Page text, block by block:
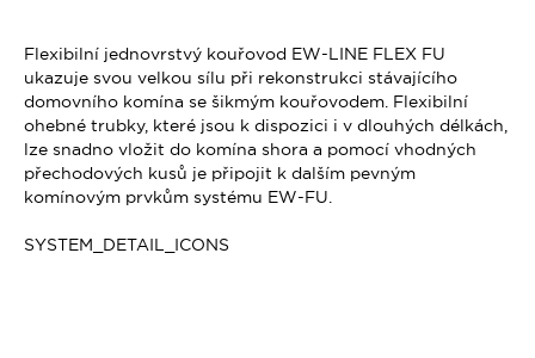
Flexibilní jednovrstvý kouřovod EW-LINE FLEX FU
ukazuje svou velkou sílu při rekonstrukci stávajícího
domovního komína se šikmým kouřovodem. Flexibilní
ohebné trubky, které jsou k dispozici i v dlouhých délkách,
lze snadno vložit do komína shora a pomocí vhodných
přechodových kusů je připojit k dalším pevným
komínovým prvkům systému EW-FU.
SYSTEM_DETAIL_ICONS